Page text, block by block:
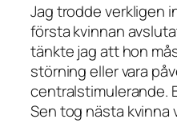
Jag trodde verkligen
första kvinnan
tänkte jag att hon
störning eller vara
centralstimulerande.
Sen tog nästa kvinna